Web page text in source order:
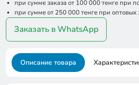
при сумме заказа от 100 000 тенге при
при сумме от 250 000 тенге при оптовых
Заказать в WhatsApp
Описание товара